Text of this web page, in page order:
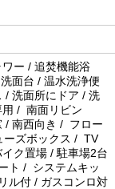
ー / 追焚機能浴
面台 / 温水洗浄便
/ 洗面所にドア / 洗
用 / 南面リビン
/ 南西向き / フロー
ーズボックス / TV
ク置場 / 駐車場2台
ト / システムキッ
ル付 / ガスコンロ対